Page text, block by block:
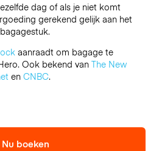
dag of als je niet komt
gerekend gelijk aan het
aanraadt om bagage te
Ook bekend van The New
en CNBC.
Nu boeken